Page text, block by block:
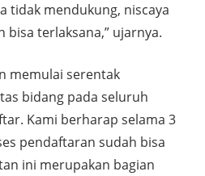
tidak mendukung, niscaya
bisa terlaksana,” ujarnya.
memulai serentak
bidang pada seluruh
Kami berharap selama 3
pendaftaran sudah bisa
ini merupakan bagian